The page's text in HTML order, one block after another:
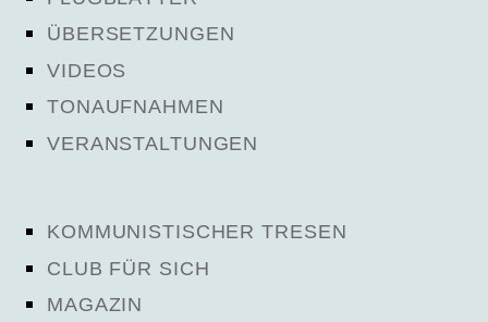
ÜBERSETZUNGEN
VIDEOS
TONAUFNAHMEN
VERANSTALTUNGEN
KOMMUNISTISCHER TRESEN
CLUB FÜR SICH
MAGAZIN